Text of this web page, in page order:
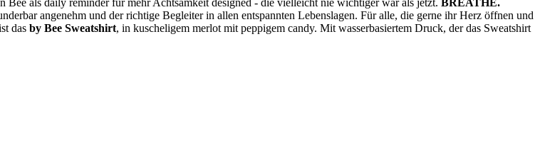
angenehm und der richtige Begleiter in allen entspannten Lebenslagen. Für alle, die gerne ihr Herz öffnen und
das by Bee Sweatshirt, in kuscheligem merlot mit peppigem candy. Mit wasserbasiertem Druck, der das Sweatshirt